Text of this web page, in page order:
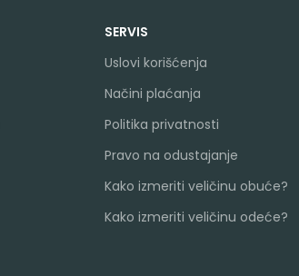
SERVIS
Uslovi korišćenja
Načini plaćanja
Politika privatnosti
Pravo na odustajanje
Kako izmeriti veličinu obuće?
Kako izmeriti veličinu odeće?